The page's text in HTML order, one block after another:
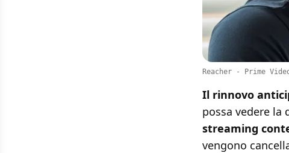
Reacher - Prime
Il rinnovo
possa vedere la
streaming
vengono